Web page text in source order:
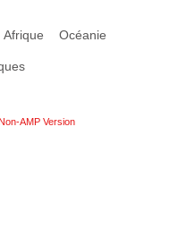
Afrique Océanie
AMP Version